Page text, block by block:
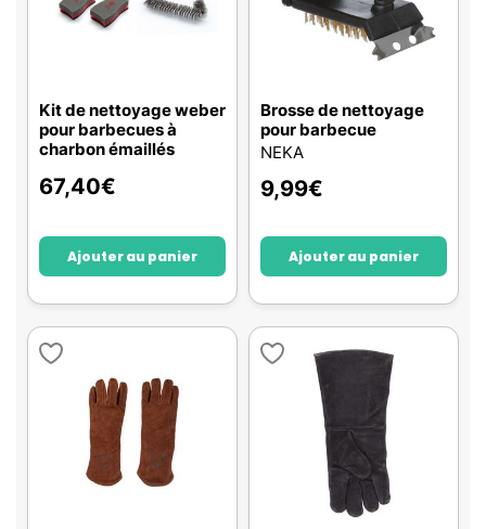
Kit de nettoyage weber
pour barbecues à
charbon émaillés
67,40€
Ajouter au panier
Brosse de nettoyage
pour barbecue
NEKA
9,99€
Ajouter au panier